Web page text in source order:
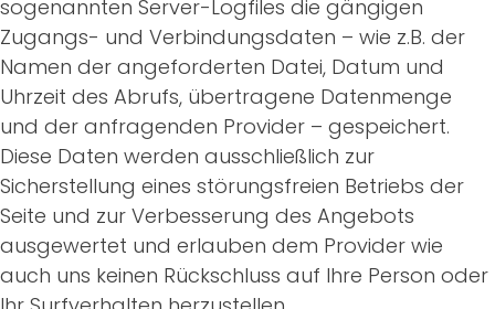
sogenannten Server-Logfiles die gängigen
Zugangs- und Verbindungsdaten – wie z.B. der
Namen der angeforderten Datei, Datum und
Uhrzeit des Abrufs, übertragene Datenmenge
und der anfragenden Provider – gespeichert.
Diese Daten werden ausschließlich zur
Sicherstellung eines störungsfreien Betriebs der
Seite und zur Verbesserung des Angebots
ausgewertet und erlauben dem Provider wie
auch uns keinen Rückschluss auf Ihre Person oder